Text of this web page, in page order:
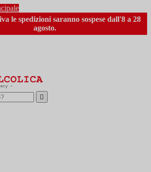
le spedizioni saranno sospese dall'8 a 28
agosto.
